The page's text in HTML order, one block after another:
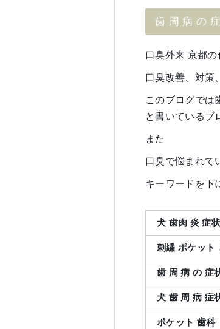
歯 周 病 の
口臭外来 京都
口臭改善、対
このブログでは
と書いているブ
また
口臭で悩まれて
キーワードを下
犬 歯肉 炎 症状
刺繍 ポケット
歯 周 病 の 症
犬 歯 周 病 症
ポケット 歯科